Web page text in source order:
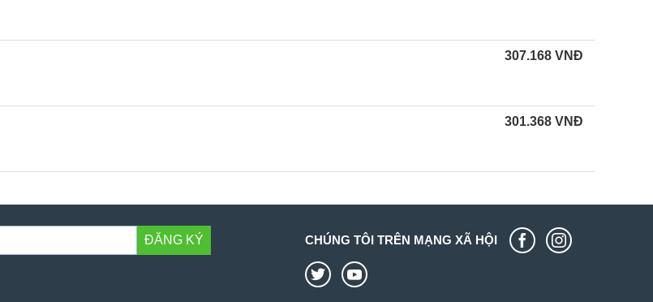
307.168 VNĐ
301.368 VNĐ
ĐĂNG KÝ CHÚNG TÔI TRÊN MẠNG XÃ HỘI